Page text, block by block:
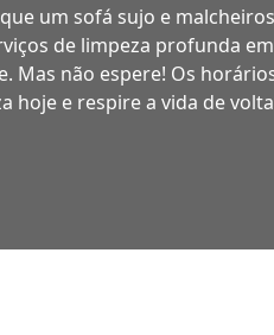
um sofá sujo e
de limpeza profunda em
Mas não espere! Os
hoje e respire a vida de